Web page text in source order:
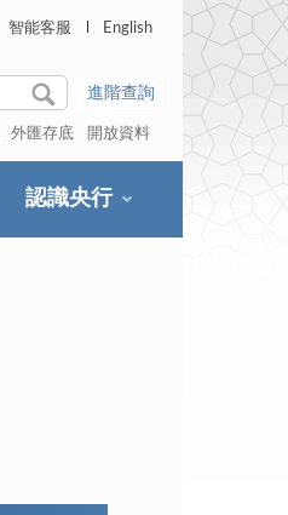
智能客服 English
進階查詢
外匯存底 開放資料
認識央行